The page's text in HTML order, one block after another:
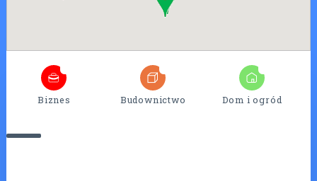
Biznes Budownictwo Dom i ogród